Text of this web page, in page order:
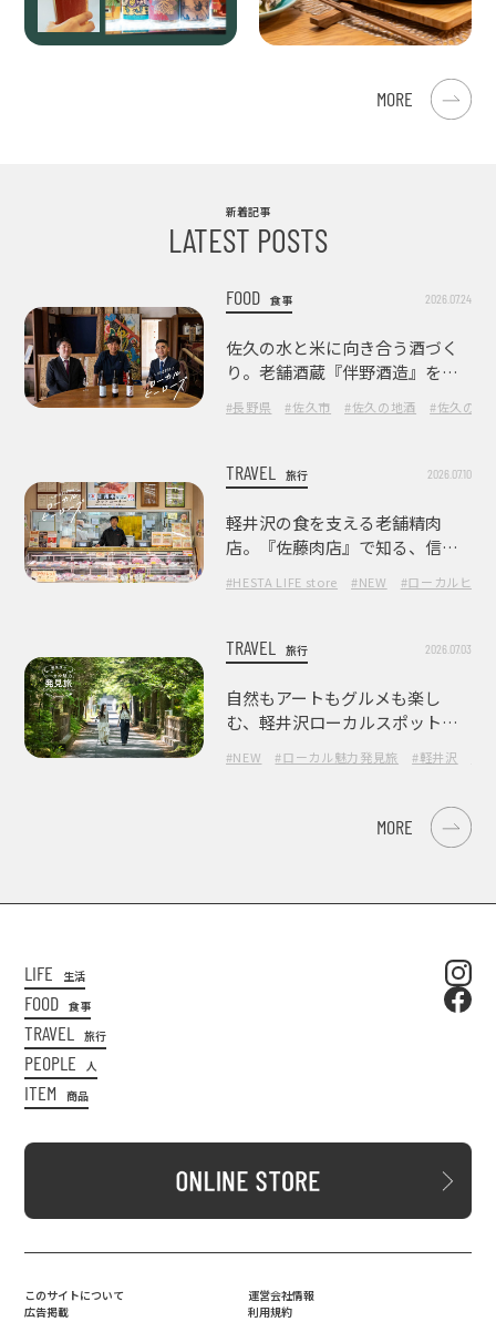
MORE
新着記事
LATEST POSTS
FOOD 食事 2026.07.24
佐久の水と米に向き合う酒づく
り。老舗酒蔵『伴野酒造』を訪
#長野県 #佐久市 #佐久の地酒 #佐久の酒
TRAVEL 旅行 2026.07.10
軽井沢の食を支える老舗精肉
店。『佐藤肉店』で知る、信州
#HESTA LIFE store #NEW #ローカルヒー
TRAVEL 旅行 2026.07.03
自然もアートもグルメも楽し
む、軽井沢ローカルスポット巡
#NEW #ローカル魅力発見旅 #軽井沢
MORE
LIFE 生活
FOOD 食事
TRAVEL 旅行
PEOPLE 人
ITEM 商品
このサイトについて
広告掲載
運営会社情報
利用規約